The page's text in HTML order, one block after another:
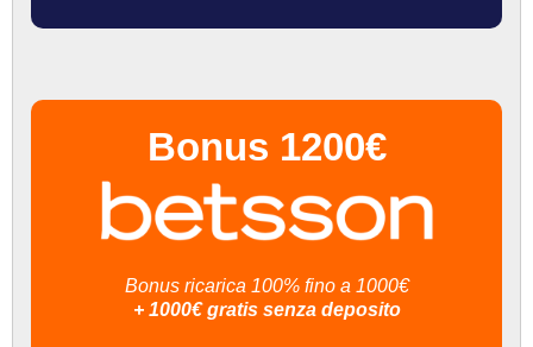
Bonus 1200€
Bonus ricarica 100% fino a 1000€
+ 1000€ gratis senza deposito